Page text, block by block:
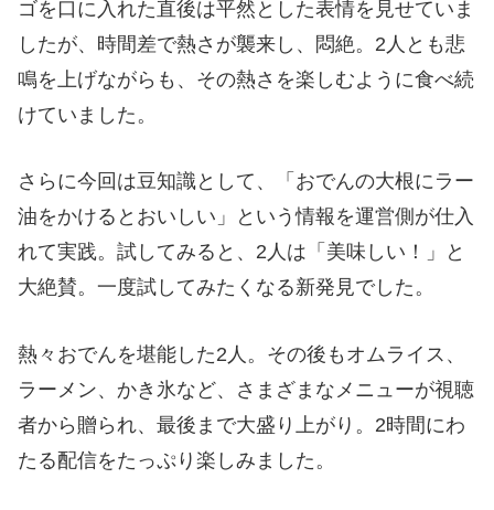
ゴを口に入れた直後は平然とした表情を見せていま
したが、時間差で熱さが襲来し、悶絶。2人とも悲
鳴を上げながらも、その熱さを楽しむように食べ続
けていました。
さらに今回は豆知識として、「おでんの大根にラー
油をかけるとおいしい」という情報を運営側が仕入
れて実践。試してみると、2人は「美味しい！」と
大絶賛。一度試してみたくなる新発見でした。
熱々おでんを堪能した2人。その後もオムライス、
ラーメン、かき氷など、さまざまなメニューが視聴
者から贈られ、最後まで大盛り上がり。2時間にわ
たる配信をたっぷり楽しみました。